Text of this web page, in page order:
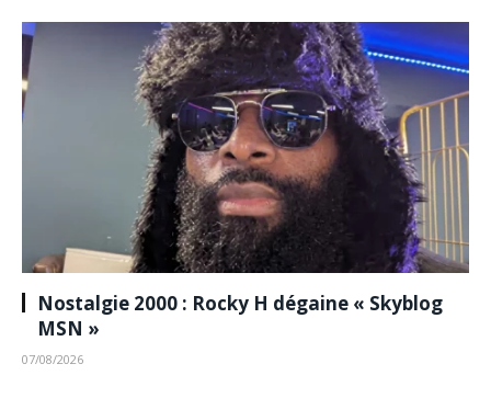
Nostalgie 2000 : Rocky H dégaine « Skyblog
MSN »
07/08/2026